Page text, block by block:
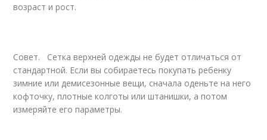
возраст и рост.
Совет. Сетка верхней одежды не будет отличаться от
стандартной. Если вы собираетесь покупать ребенку
зимние или демисезонные вещи, сначала оденьте на него
кофточку, плотные колготы или штанишки, а потом
измеряйте его параметры.